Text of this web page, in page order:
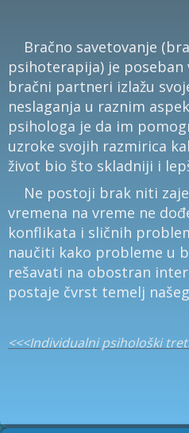
Bračno savetovanje
psihoterapija) je poseban
bračni partneri izlažu
neslaganja u raznim
psihologa je da im
uzroke svojih razmirica
život bio što skladniji i
Ne postoji brak niti
vremena na vreme ne
konflikata i sličnih
naučiti kako probleme u
rešavati na obostran
postaje čvrst temelj
<<<Individualni psihološki